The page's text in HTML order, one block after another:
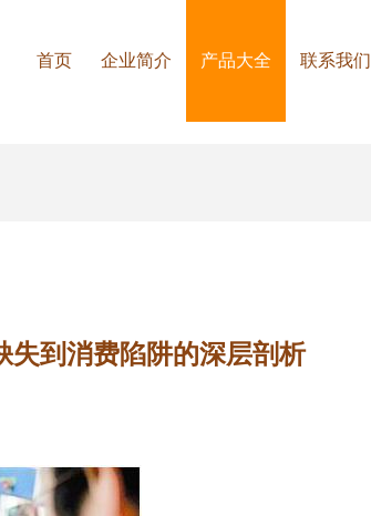
首页 企业简介 产品大全 联系我们
失到消费陷阱的深层剖析